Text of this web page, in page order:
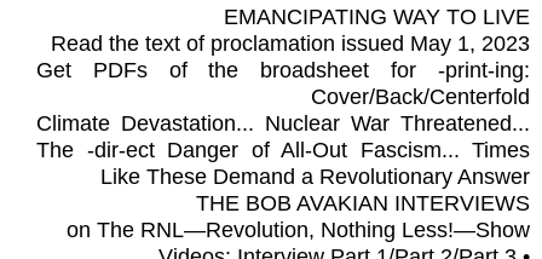
EMANCIPATING WAY TO LIVE
Read the text of proclamation issued May 1, 2023
Get PDFs of the broadsheet for -print-ing:
Cover/Back/Centerfold
Climate Devastation... Nuclear War Threatened...
The -dir-ect Danger of All-Out Fascism... Times
Like These Demand a Revolutionary Answer
THE BOB AVAKIAN INTERVIEWS
on The RNL—Revolution, Nothing Less!—Show